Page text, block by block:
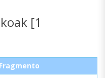
[1
Fragmento